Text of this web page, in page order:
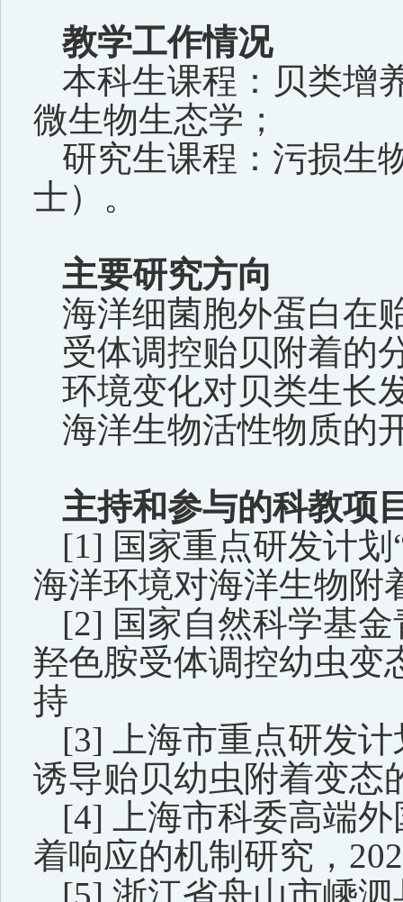
教学工作情况
本科生课程：贝类增
微生物生态学；
研究生课程：污损生
士）。
主要研究方向
海洋细菌胞外蛋白在
受体调控贻贝附着的
环境变化对贝类生长
海洋生物活性物质的
主持和参与的科教项
[1] 国家重点研发计划
海洋环境对海洋生物附
[2] 国家自然科学基
羟色胺受体调控幼虫变
持
[3]
上海市重点研发
诱导贻贝幼虫附着变态
[4]
上海市科委高端
着响应的机制研究，